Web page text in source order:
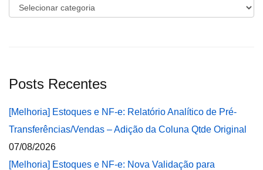
Categorias
Posts Recentes
[Melhoria] Estoques e NF-e: Relatório Analítico de Pré-
Transferências/Vendas – Adição da Coluna Qtde Original
07/08/2026
[Melhoria] Estoques e NF-e: Nova Validação para